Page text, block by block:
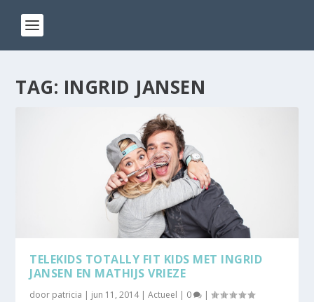
TAG: INGRID JANSEN
TELEKIDS TOTALLY FIT KIDS MET INGRID
JANSEN EN MATHIJS VRIEZE
door patricia jun 11, 2014|Actueel 0 |